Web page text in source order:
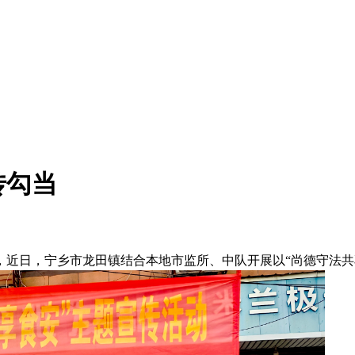
当
，宁乡市龙田镇结合本地市监所、中队开展以“尚德守法